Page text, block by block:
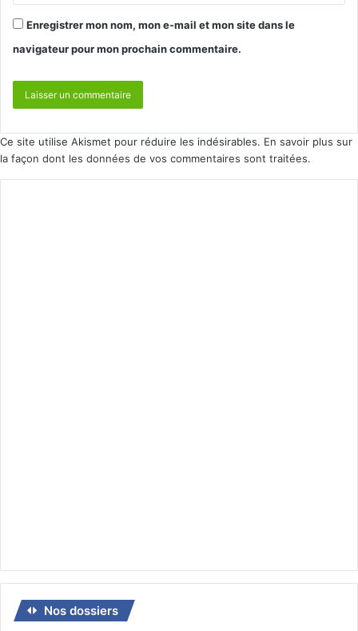
Enregistrer mon nom, mon e-mail et mon site dans le
navigateur pour mon prochain commentaire.
Ce site utilise Akismet pour réduire les indésirables. En savoir plus sur
la façon dont les données de vos commentaires sont traitées.
Nos dossiers